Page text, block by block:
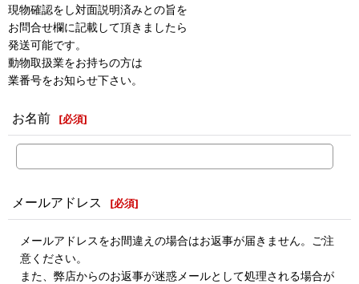
現物確認をし対面説明済みとの旨を
お問合せ欄に記載して頂きましたら
発送可能です。
動物取扱業をお持ちの方は
業番号をお知らせ下さい。
お名前 [必須]
メールアドレス [必須]
メールアドレスをお間違えの場合はお返事が届きません。ご注
意ください。
また、弊店からのお返事が迷惑メールとして処理される場合が